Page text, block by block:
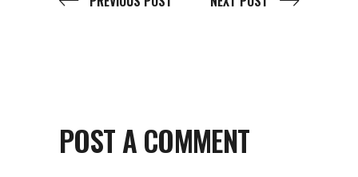
POST A COMMENT